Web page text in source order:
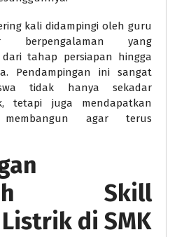
kali didampingi oleh guru
berpengalaman yang
dari tahap persiapan hingga
Pendampingan ini sangat
tidak hanya sekadar
tetapi juga mendapatkan
agar terus
Skill
di SMK